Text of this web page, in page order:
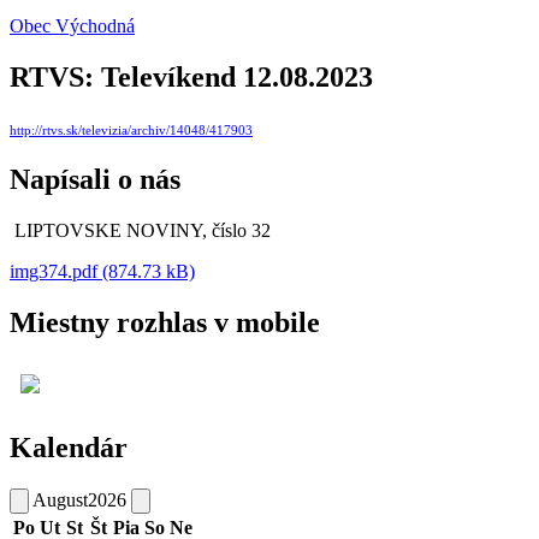
Obec Východná
RTVS: Televíkend 12.08.2023
http://rtvs.sk/televizia/archiv/14048/417903
Napísali o nás
LIPTOVSKE NOVINY, číslo 32
img374.pdf (874.73 kB)
Miestny rozhlas v mobile
Kalendár
August2026
Po Ut St Št Pia So Ne